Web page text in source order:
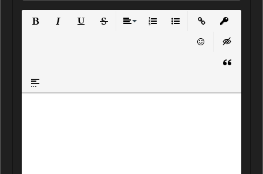
Нумерованный список
Маркированный
Вставить ссылку
Вставить